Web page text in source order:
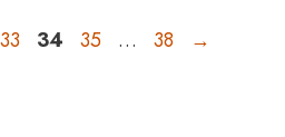
Page
33 Page
34 Page
35 … Page
38
→